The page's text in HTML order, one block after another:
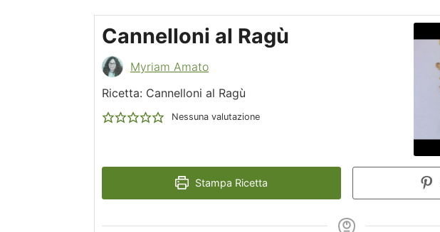
Cannelloni al Ragù
Myriam Amato
Ricetta: Cannelloni al Ragù
Nessuna valutazione
Stampa Ricetta